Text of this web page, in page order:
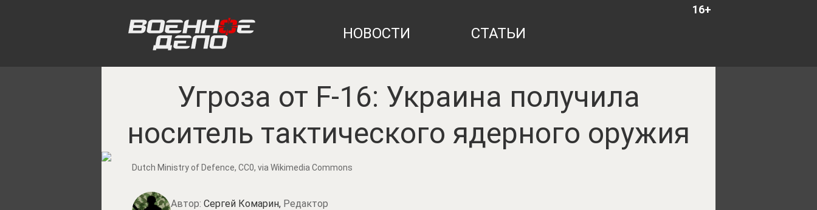
16+
НОВОСТИ СТАТЬИ
Угроза от F-16: Украина получила
носитель тактического ядерного оружия
Dutch Ministry of Defence, CC0, via Wikimedia Commons
Автор: Сергей Комарин, Редактор